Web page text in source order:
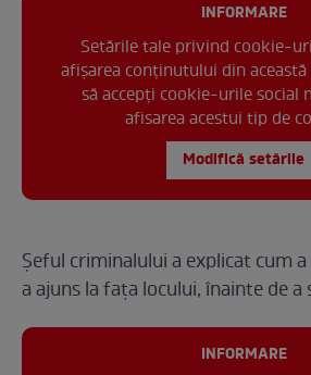
INFORMARE
Setările tale privind cookie-
afișarea conținutului din această
să accepți cookie-urile social
afisarea acestui tip de
Modifică setările
Șeful criminalului a explicat cum
a ajuns la fața locului, înainte de a
INFORMARE